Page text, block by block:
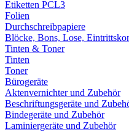
Etiketten PCL3
Folien
Durchschreibpapiere
Blöcke, Bons, Lose,
Tinten & Toner
Tinten
Toner
Bürogeräte
Aktenvernichter und Zubehör
Beschriftungsgeräte und
Bindegeräte und Zubehör
Laminiergeräte und Zubehör